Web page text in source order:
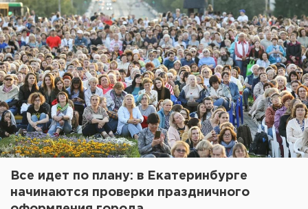
Все идет по плану: в Екатеринбурге
начинаются проверки праздничного